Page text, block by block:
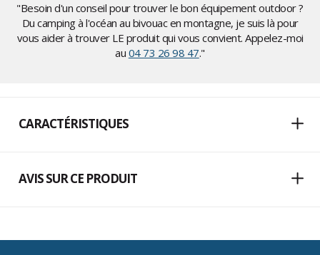
"Besoin d'un conseil pour trouver le bon équipement outdoor ?
Du camping à l'océan au bivouac en montagne, je suis là pour
vous aider à trouver LE produit qui vous convient. Appelez-moi
au 04 73 26 98 47."
CARACTÉRISTIQUES
AVIS SUR CE PRODUIT